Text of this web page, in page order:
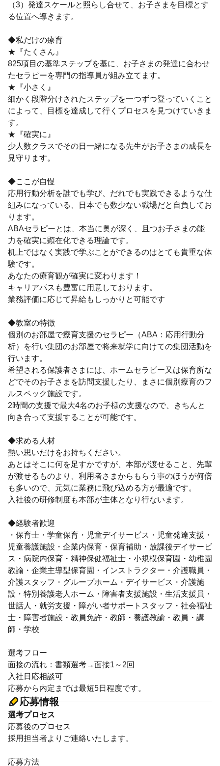
（3）発達スケールと照らし合せて、お子さまを目標とす
る位置へ導きます。
◆私だけの療育
★『たくさん』
825項目の基準ステップを基に、お子さまの発達に合わせ
たセラピーを専門の指導員が組み立てます。
★『小さく』
細かく段階分けされたステップを一つずつ登っていくこと
によって、目標を達成して行くプロセスを見つけていきま
す。
★『確実に』
少人数クラスでその日一緒になる先生がお子さまの成長を
見守ります。
◆ここが自慢
応用行動分析を誰でも学び、だれでも実践できるような仕
組みになっている、日本でも数少ない職場だと自負してお
ります。
ABAセラピーとは、本当に奥が深く、且つお子さまの能
力を確実に顕在化できる理論です。
机上ではなく実践で学ぶことができるのはとても貴重な体
験です。
あなたの療育観が確実に変わります！
キャリアパスも豊富に用意しております。
業務評価に応じて昇給もしっかりと可能です
◆教室の特徴
個別のお部屋で療育支援のセラピー（ABA：応用行動分
析）を行い集団のお部屋で将来就学に向けての集団活動を
行います。
希望される保護者さまには、ホームセラピー又は保育所な
どでそのお子さまを訪問支援したり、まさに個別療育のフ
ルスペック施設です。
2時間の支援で最大4名のお子様の支援なので、きちんと
向き合って支援することが可能です。
◆求める人材
熱い思いだけをお持ちください。
あとはそこに何を足すかですが、本部が渡せること、先輩
が渡せるものより、利用者さまからもらう事のほうが何倍
も多いので、元気に業務に飛び込める方が最適です。
入社後の研修制度も本部が主体となり行ないます。
◆経験者歓迎
・保育士・学童保育・児童デイサービス・児童発達支援・
児童養護施設・企業内保育・保育補助・放課後デイサービ
ス・病院内保育・精神保健福祉士・小規模保育園・幼稚園
教諭・企業主導型保育園・インストラクター・介護職員・
介護スタッフ・グループホーム・デイサービス・介護施
設・特別養護老人ホーム・障害者支援施設・生活支援員・
世話人・就労支援・障がい者サポートスタッフ・社会福祉
士・障害者施設・教員免許・教師・養護教諭・教員・講
師・学校
選考フロー
面接の流れ：書類選考→面接1～2回
入社日応相談可
応募から内定までは最短5日程度です。
応募情報
選考プロセス
応募後のプロセス
採用担当者よりご連絡いたします。
応募方法